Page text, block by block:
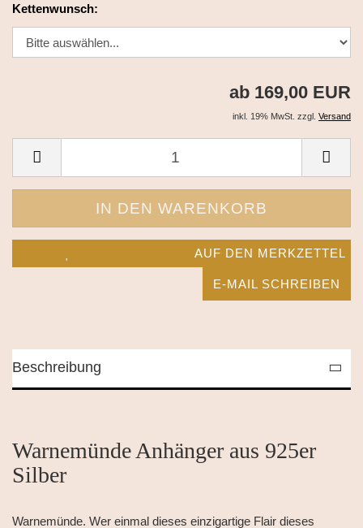
Kettenwunsch:
ab 169,00 EUR
inkl. 19% MwSt. zzgl. Versand
AUF DEN MERKZETTEL
E-MAIL SCHREIBEN
Beschreibung
Warnemünde Anhänger aus 925er
Silber
Warnemünde. Wer einmal dieses einzigartige Flair dieses